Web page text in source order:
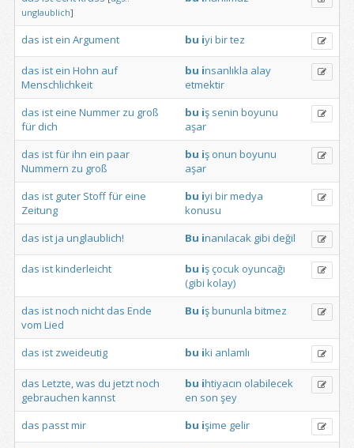
unglaublich]
das ist ein Argument bu iyi birtez
das ist ein Hohn auf
Menschlichkeit
bu insanlıkla alay
etmektir
das ist eine Nummer zu groß
für dich
bu iş senin boyunu
aşar
das istfürihn ein paar
Nummern zu groß
bu iş onun boyunu
aşar
das ist guter Stofffür eine
Zeitung
bu iyi birmedya
konusu
das istja unglaublich! Bu inanılacak gibi değil
das istkinderleicht bu iş çocuk oyuncağı
(gibi kolay)
das istnoch nicht das Ende
vom Lied
Bu işbununla bitmez
das ist zweideutig bu iki anlamlı
das Letzte,was du jetztnoch
gebrauchen kannst
bu ihtiyacın olabilecek
en son şey
das passtmir bu işime gelir